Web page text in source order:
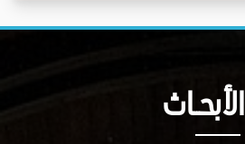
الأبحــاث